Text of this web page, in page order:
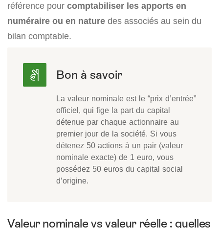
référence pour comptabiliser les apports en
numéraire ou en nature des associés au sein du
bilan comptable.
La valeur nominale est le “prix d’entrée”
officiel, qui fige la part du capital
détenue par chaque actionnaire au
premier jour de la société. Si vous
détenez 50 actions à un pair (valeur
nominale exacte) de 1 euro, vous
possédez 50 euros du capital social
d’origine.
Valeur nominale vs valeur réelle : quelles